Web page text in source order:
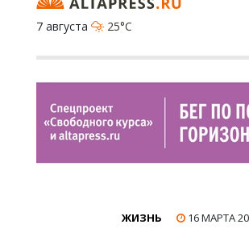
7 августа
25°C
ЖИЗНЬ 16 МАРТА